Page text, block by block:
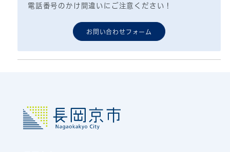
電話番号のかけ間違いにご注意ください！
お問い合わせフォーム